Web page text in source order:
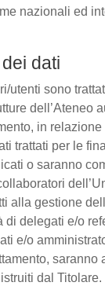
nazionali ed
dati
utenti sono
dell’Ateneo
in
trattati per le
o saranno
alla gestione
di delegati e/o
e/o
saranno
dal Titolare.